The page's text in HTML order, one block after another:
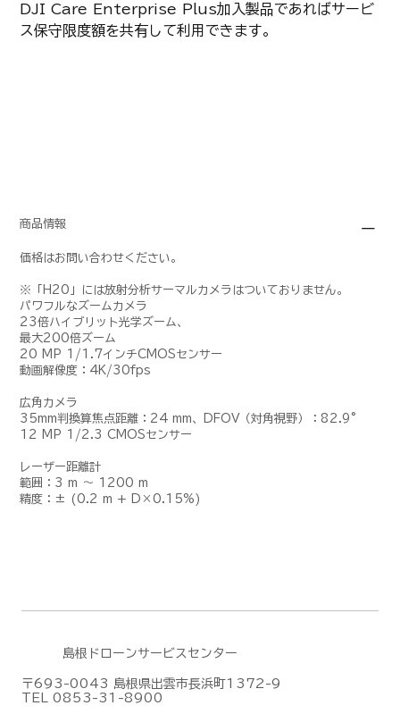
DJI Care Enterprise Plus加入製品であればサービ
ス保守限度額を共有して利用できます。
商品情報
価格はお問い合わせください。
※「H20」には放射分析サーマルカメラはついておりません。
パワフルなズームカメラ
23倍ハイブリット光学ズーム、
最大200倍ズーム
20 MP 1/1.7インチCMOSセンサー
動画解像度：4K/30fps
広角カメラ
35mm判換算焦点距離：24 mm、DFOV（対角視野）：82.9°
12 MP 1/2.3 CMOSセンサー
レーザー距離計
範囲：3 m 〜 1200 m
精度：± (0.2 m + D×0.15%)
島根ドローンサービスセンター
〒693-0043 島根県出雲市長浜町1372-9
TEL 0853-31-8900